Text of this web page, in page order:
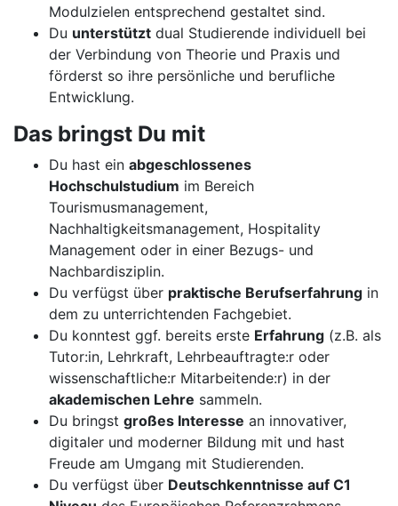
Modulzielen entsprechend gestaltet sind.
Du unterstützt dual Studierende individuell bei
der Verbindung von Theorie und Praxis und
förderst so ihre persönliche und berufliche
Entwicklung.
Das bringst Du mit
Du hast ein abgeschlossenes
Hochschulstudium im Bereich
Tourismusmanagement,
Nachhaltigkeitsmanagement, Hospitality
Management oder in einer Bezugs- und
Nachbardisziplin.
Du verfügst über praktische Berufserfahrung in
dem zu unterrichtenden Fachgebiet.
Du konntest ggf. bereits erste Erfahrung (z.B. als
Tutor:in, Lehrkraft, Lehrbeauftragte:r oder
wissenschaftliche:r Mitarbeitende:r) in der
akademischen Lehre sammeln.
Du bringst großes Interesse an innovativer,
digitaler und moderner Bildung mit und hast
Freude am Umgang mit Studierenden.
Du verfügst über Deutschkenntnisse auf C1